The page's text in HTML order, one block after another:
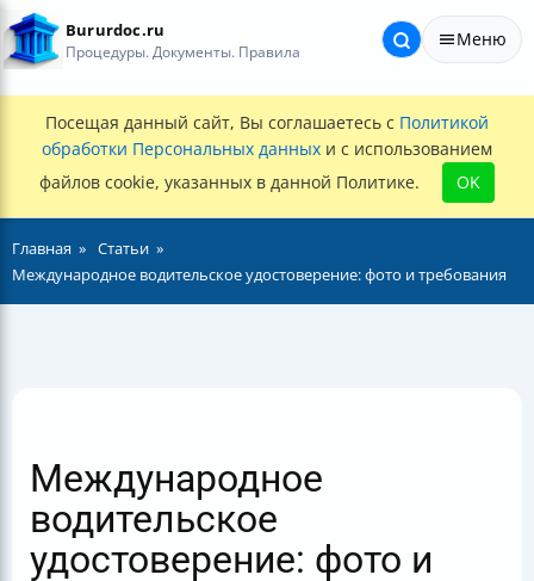
Bururdoc.ru
Процедуры. Документы. Правила
Меню
Посещая данный сайт, Вы соглашаетесь с Политикой
обработки Персональных данных и с использованием
файлов cookie, указанных в данной Политике.
OK
Главная
Статьи
Международное водительское удостоверение: фото и требования
Международное
водительское
удостоверение: фото и